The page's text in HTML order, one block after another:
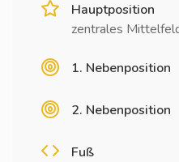
Hauptposition
zentrales
1. Nebenposition
2. Nebenposition
Fuß